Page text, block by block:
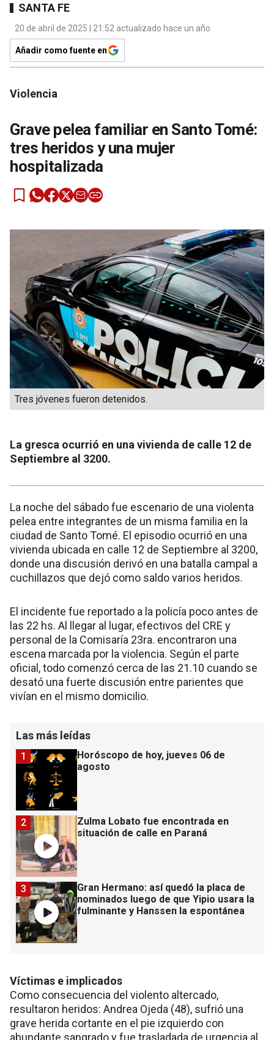
SANTA FE
20 de abril de 2025 | 21:52 actualizado hace un año
Añadir como fuente en
Violencia
Grave pelea familiar en Santo Tomé:
tres heridos y una mujer
hospitalizada
Tres jóvenes fueron detenidos.
La gresca ocurrió en una vivienda de calle 12 de
Septiembre al 3200.
La noche del sábado fue escenario de una violenta
pelea entre integrantes de un misma familia en la
ciudad de Santo Tomé. El episodio ocurrió en una
vivienda ubicada en calle 12 de Septiembre al 3200,
donde una discusión derivó en una batalla campal a
cuchillazos que dejó como saldo varios heridos.
El incidente fue reportado a la policía poco antes de
las 22 hs. Al llegar al lugar, efectivos del CRE y
personal de la Comisaría 23ra. encontraron una
escena marcada por la violencia. Según el parte
oficial, todo comenzó cerca de las 21.10 cuando se
desató una fuerte discusión entre parientes que
vivían en el mismo domicilio.
Las más leídas
Horóscopo de hoy, jueves 06 de
agosto
1
Zulma Lobato fue encontrada en
situación de calle en Paraná
2
Gran Hermano: así quedó la placa de
nominados luego de que Yipio usara la
fulminante y Hanssen la espontánea
3
Víctimas e implicados
Como consecuencia del violento altercado,
resultaron heridos: Andrea Ojeda (48), sufrió una
grave herida cortante en el pie izquierdo con
abundante sangrado y fue trasladada de urgencia al